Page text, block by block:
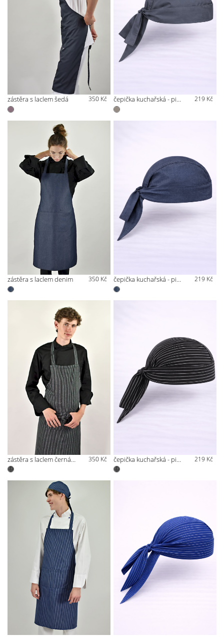
zástěra s laclem šedá 350 Kč čepička kuchařská - pirátka šedá 219 Kč
zástěra s laclem denim 350 Kč čepička kuchařská - pirátka denim 219 Kč
zástěra s laclem černá pruh 350 Kč čepička kuchařská - pirátka černá pruh 219 Kč